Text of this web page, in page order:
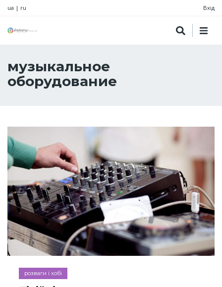
ua | ru Вхід
музыкальное
оборудование
розваги і хобі